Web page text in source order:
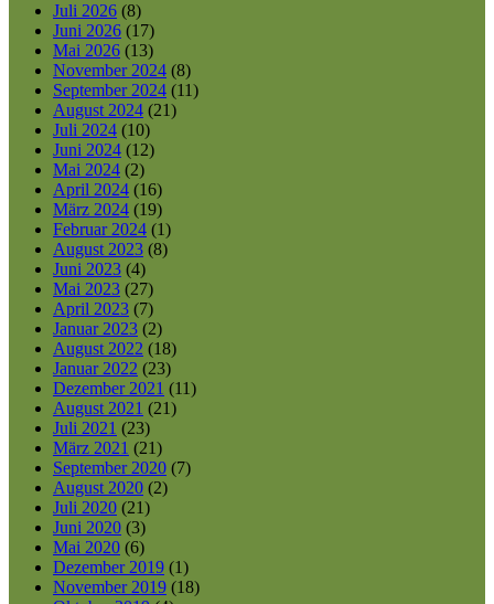
Juli 2026 (8)
Juni 2026 (17)
Mai 2026 (13)
November 2024 (8)
September 2024 (11)
August 2024 (21)
Juli 2024 (10)
Juni 2024 (12)
Mai 2024 (2)
April 2024 (16)
März 2024 (19)
Februar 2024 (1)
August 2023 (8)
Juni 2023 (4)
Mai 2023 (27)
April 2023 (7)
Januar 2023 (2)
August 2022 (18)
Januar 2022 (23)
Dezember 2021 (11)
August 2021 (21)
Juli 2021 (23)
März 2021 (21)
September 2020 (7)
August 2020 (2)
Juli 2020 (21)
Juni 2020 (3)
Mai 2020 (6)
Dezember 2019 (1)
November 2019 (18)